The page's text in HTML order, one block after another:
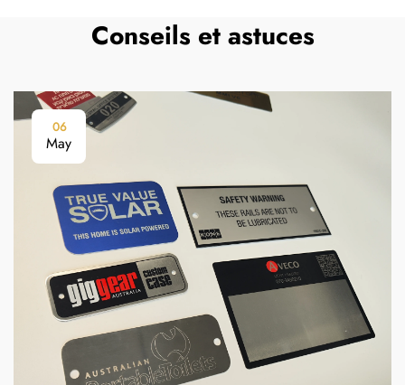
Conseils et astuces
06
May